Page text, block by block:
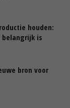
houden:
belangrijk is
bron voor